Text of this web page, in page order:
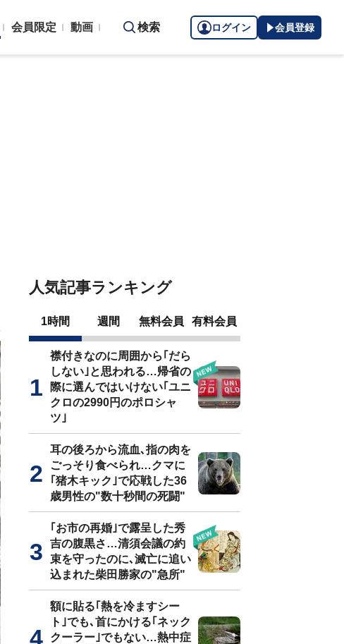
会員限定 動画 検索 ログイン 会員登録
人気記事ランキング
1時間 週間 無料会員 有料会員
襟付きなのに周囲から｢だら
しない｣と思われる…帰省の
際に選んではいけない｢ユニ
クロの2990円のポロシャ
ツ｣
耳の後ろから流血､指の肉を
ごっそり食べられ…クマに
｢猪木キック｣で応戦した36
歳男性の"数十秒間の死闘"
｢お市の再婚｣で露呈した秀
吉の腹黒さ…清須会議の約
束を守ったのに､滅亡に追い
込まれた柴田勝家の"急所"
額に貼る｢熱を冷ますシー
ト｣でも､首にかける｢ネック
クーラー｣でもない…熱中症